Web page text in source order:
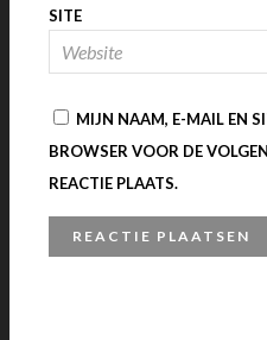
SITE
MIJN NAAM, E-MAIL EN
BROWSER VOOR DE
REACTIE PLAATS.